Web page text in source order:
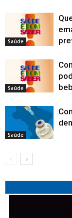
Saúde
Saúde
Saúde